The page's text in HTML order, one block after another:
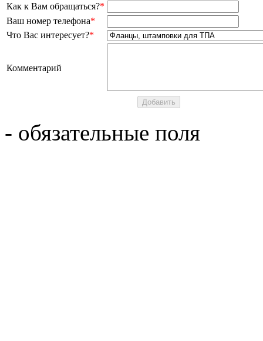
Как к Вам обращаться?*
Ваш номер телефона*
Что Вас интересует?*
Комментарий
- обязательные поля